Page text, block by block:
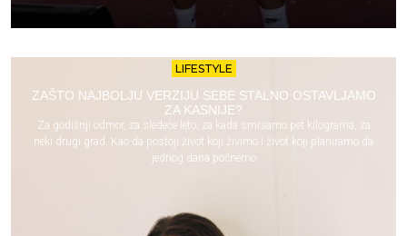
LIFESTYLE
ZAŠTO NAJBOLJU VERZIJU SEBE STALNO OSTAVLJAMO
ZA KASNIJE?
Za godišnji odmor, za sledeće leto, za kada smršamo pet kilograma, za
neki drugi grad. Kao da postoji život koji živimo i život koji planiramo da
jednog dana počnemo